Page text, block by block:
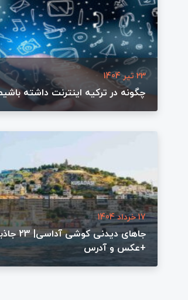
23 تیر 1404
چگونه در ترکیه اینترنت داشته
17 خرداد 1404
جاهای
+عکس و آدرس